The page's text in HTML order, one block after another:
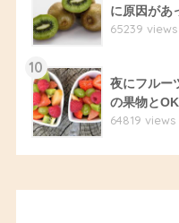
に原因があ
65239 views
10
夜にフルー
の果物と
64819 views